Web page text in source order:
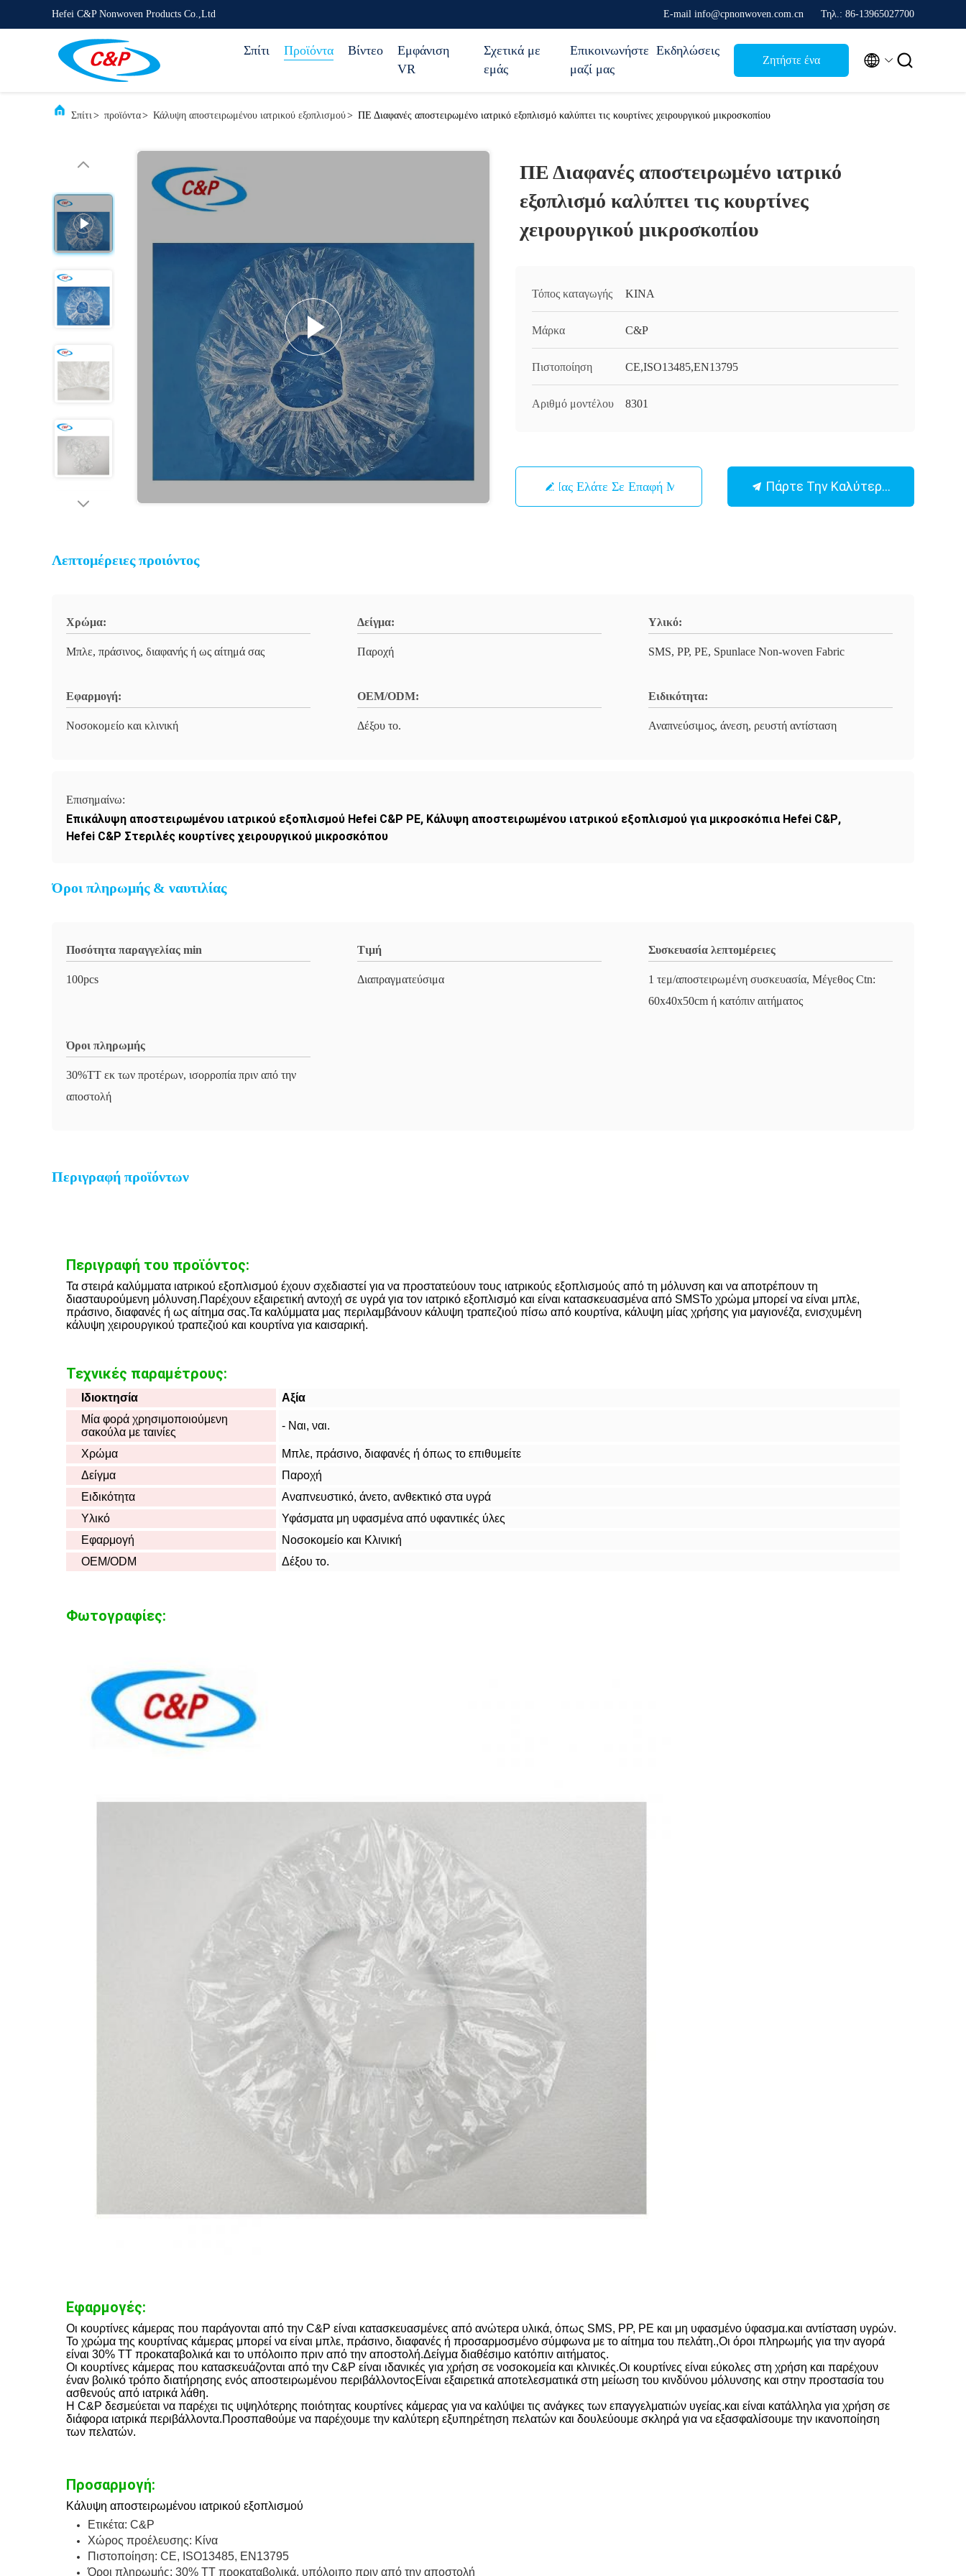
Hefei C&P Nonwoven Products Co.,Ltd Ε-mail info@cpnonwoven.com.cn Τηλ.: 86-13965027700
Σπίτι Προϊόντα Βίντεο
Εμφάνιση
VR
Σχετικά με
εμάς
Επικοινωνήστε
μαζί μας
Εκδηλώσεις
Ζητήστε ένα  
Σπίτι> προϊόντα> Κάλυψη αποστειρωμένου ιατρικού εξοπλισμού> ΠΕ Διαφανές αποστειρωμένο ιατρικό εξοπλισμό καλύπτει τις κουρτίνες χειρουργικού μικροσκοπίου
ΠΕ Διαφανές αποστειρωμένο ιατρικό
εξοπλισμό καλύπτει τις κουρτίνες
χειρουργικού μικροσκοπίου
Τόπος καταγωγής ΚΙΝΑ
Μάρκα C&P
Πιστοποίηση CE,ISO13485,EN13795
Αριθμό μοντέλου 8301
Μας Ελάτε Σε Επαφή Με Πάρτε Την Καλύτερη Τιμή
Λεπτομέρειες προιόντος
Χρώμα:
Μπλε, πράσινος, διαφανής ή ως αίτημά σας
Δείγμα:
Παροχή
Υλικό:
SMS, PP, PE, Spunlace Non-woven Fabric
Εφαρμογή:
Νοσοκομείο και κλινική
OEM/ODM:
Δέξου το.
Ειδικότητα:
Αναπνεύσιμος, άνεση, ρευστή αντίσταση
Επισημαίνω:
Επικάλυψη αποστειρωμένου ιατρικού εξοπλισμού Hefei C&P PE, Κάλυψη αποστειρωμένου ιατρικού εξοπλισμού για μικροσκόπια Hefei C&P,
Hefei C&P Στεριλές κουρτίνες χειρουργικού μικροσκόπου
Όροι πληρωμής & ναυτιλίας
Ποσότητα παραγγελίας min
100pcs
Τιμή
Διαπραγματεύσιμα
Συσκευασία λεπτομέρειες
1 τεμ/αποστειρωμένη συσκευασία, Μέγεθος Ctn:
60x40x50cm ή κατόπιν αιτήματος
Όροι πληρωμής
30%TT εκ των προτέρων, ισορροπία πριν από την
αποστολή
Περιγραφή προϊόντων
Περιγραφή του προϊόντος:
Τα στειρά καλύμματα ιατρικού εξοπλισμού έχουν σχεδιαστεί για να προστατεύουν τους ιατρικούς εξοπλισμούς από τη μόλυνση και να αποτρέπουν τη
διασταυρούμενη μόλυνση.Παρέχουν εξαιρετική αντοχή σε υγρά για τον ιατρικό εξοπλισμό και είναι κατασκευασμένα από SMSΤο χρώμα μπορεί να είναι μπλε,
πράσινο, διαφανές ή ως αίτημα σας.Τα καλύμματα μας περιλαμβάνουν κάλυψη τραπεζιού πίσω από κουρτίνα, κάλυψη μίας χρήσης για μαγιονέζα, ενισχυμένη
κάλυψη χειρουργικού τραπεζιού και κουρτίνα για καισαρική.
Τεχνικές παραμέτρους:
Ιδιοκτησία
Αξία
Μία φορά χρησιμοποιούμενη
σακούλα με ταινίες
- Ναι, ναι.
Χρώμα
Μπλε, πράσινο, διαφανές ή όπως το επιθυμείτε
Δείγμα
Παροχή
Ειδικότητα
Αναπνευστικό, άνετο, ανθεκτικό στα υγρά
Υλικό
Υφάσματα μη υφασμένα από υφαντικές ύλες
Εφαρμογή
Νοσοκομείο και Κλινική
OEM/ODM
Δέξου το.
Φωτογραφίες:
Εφαρμογές:
Οι κουρτίνες κάμερας που παράγονται από την C&P είναι κατασκευασμένες από ανώτερα υλικά, όπως SMS, PP, PE και μη υφασμένο ύφασμα.και αντίσταση υγρών.
Το χρώμα της κουρτίνας κάμερας μπορεί να είναι μπλε, πράσινο, διαφανές ή προσαρμοσμένο σύμφωνα με το αίτημα του πελάτη.,Οι όροι πληρωμής για την αγορά
είναι 30% TT προκαταβολικά και το υπόλοιπο πριν από την αποστολή.Δείγμα διαθέσιμο κατόπιν αιτήματος.
Οι κουρτίνες κάμερας που κατασκευάζονται από την C&P είναι ιδανικές για χρήση σε νοσοκομεία και κλινικές.Οι κουρτίνες είναι εύκολες στη χρήση και παρέχουν
έναν βολικό τρόπο διατήρησης ενός αποστειρωμένου περιβάλλοντοςΕίναι εξαιρετικά αποτελεσματικά στη μείωση του κινδύνου μόλυνσης και στην προστασία του
ασθενούς από ιατρικά λάθη.
Η C&P δεσμεύεται να παρέχει τις υψηλότερης ποιότητας κουρτίνες κάμερας για να καλύψει τις ανάγκες των επαγγελματιών υγείας.και είναι κατάλληλα για χρήση σε
διάφορα ιατρικά περιβάλλοντα.Προσπαθούμε να παρέχουμε την καλύτερη εξυπηρέτηση πελατών και δουλεύουμε σκληρά για να εξασφαλίσουμε την ικανοποίηση
των πελατών.
Προσαρμογή:
Κάλυψη αποστειρωμένου ιατρικού εξοπλισμού
Ετικέτα: C&P
Χώρος προέλευσης: Κίνα
Πιστοποίηση: CE, ISO13485, EN13795
Όροι πληρωμής: 30% ΤΤ προκαταβολικά, υπόλοιπο πριν από την αποστολή